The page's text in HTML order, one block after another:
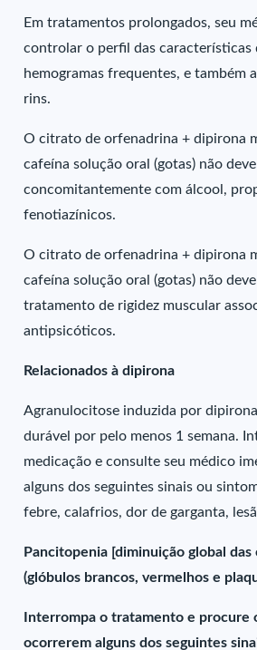
Em tratamentos prolongados, seu
controlar o perfil das características
hemogramas frequentes, e também
rins.
O citrato de orfenadrina + dipirona
cafeína solução oral (gotas) não
concomitantemente com álcool,
fenotiazínicos.
O citrato de orfenadrina + dipirona
cafeína solução oral (gotas) não
tratamento de rigidez muscular
antipsicóticos.
Relacionados à dipirona
Agranulocitose induzida por
durável por pelo menos 1 semana.
medicação e consulte seu médico
alguns dos seguintes sinais ou
febre, calafrios, dor de garganta,
Pancitopenia [diminuição global das
(glóbulos brancos, vermelhos e
Interrompa o tratamento e procure
ocorrerem alguns dos seguintes